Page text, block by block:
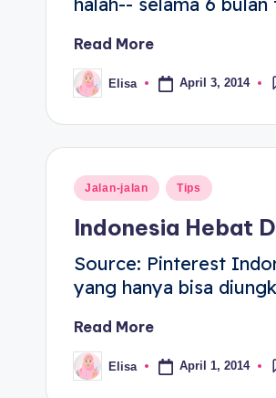
Read More
Elisa April 3, 2014
Jalan-jalan Tips
Indonesia Hebat
Source: Pinterest
yang hanya bisa
Read More
Elisa April 1, 2014